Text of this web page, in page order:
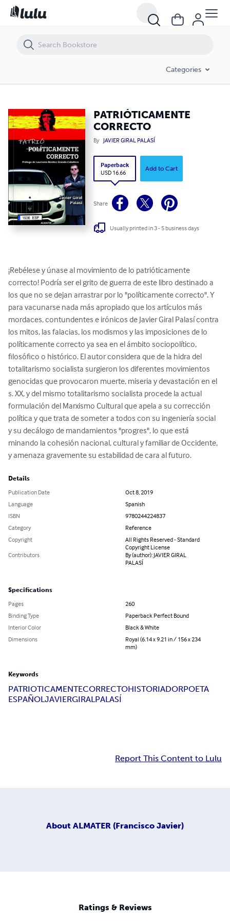
Categories
PATRIÓTICAMENTE
CORRECTO
By JAVIER GIRAL PALASÍ
Paperback
USD 16.66
Add to Cart
Share
Usually printed in 3 - 5 business days
¡Rebélese y únase al movimiento de lo patrióticamente
correcto! Podría ser el grito de guerra de este libro destinado a
los que no se dejan arrastrar por lo "políticamente correcto". Y
para vacunarse nada más apropiado que los artículos más
mordaces, contundentes e irónicos de Javier Giral Palasí contra
los mitos, las falacias, los modismos y las imposiciones de lo
políticamente correcto ya sea en el ámbito sociopolítico,
filosófico o histórico. El autor considera que de la hidra del
totalitarismo socialista surgieron los diferentes movimientos
genocidas que provocaron muerte, miseria y devastación en el
s. XX, y del mismo totalitarismo socialista procede la actual
formulación del Marxismo Cultural que apela a su corrección
política y que trata de someter a todos con su ingeniería social
y su decálogo de mandamientos "progres", lo que está
minando la cohesión nacional, cultural y familiar de Occidente,
y amenaza gravemente su estabilidad de cara al futuro.
Details
Publication Date
Oct 8, 2019
Language
Spanish
ISBN
9780244224837
Category
Reference
Copyright
All Rights Reserved - Standard
Copyright License
Contributors
By (author): JAVIER GIRAL
PALASÍ
Specifications
Pages
260
Binding Type
Paperback Perfect Bound
Interior Color
Black & White
Dimensions
Royal (6.14 x 9.21 in / 156 x 234
mm)
Keywords
PATRIOTICAMENTECORRECTOHISTORIADORPOETA
ESPAÑOLJAVIERGIRALPALASÍ
Report This Content to Lulu
About ALMATER (Francisco Javier)
Ratings & Reviews
PATRIÓTICAMENTE CORRECTO